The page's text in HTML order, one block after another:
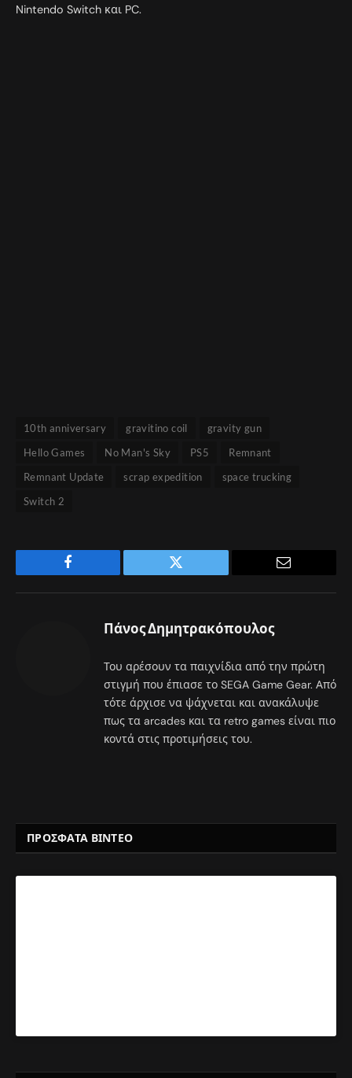
Nintendo Switch και PC.
10th anniversary gravitino coil
gravity gun
Hello Games
No Man's Sky PS5
Remnant
Remnant Update
scrap expedition
space trucking
Switch 2
Facebook Twitter
Πάνος Δημητρακόπουλος
Του αρέσουν τα παιχνίδια από την πρώτη
στιγμή που έπιασε το SEGA Game Gear. Από
τότε άρχισε να ψάχνεται και ανακάλυψε
πως τα arcades και τα retro games είναι πιο
κοντά στις προτιμήσεις του.
ΠΡΟΣΦΑΤΑ ΒΙΝΤΕΟ